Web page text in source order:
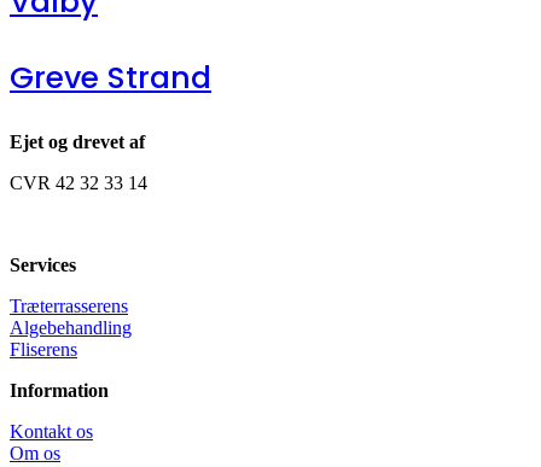
Greve Strand
Ejet og drevet af
CVR 42 32 33 14
Services
Træterrasserens
Algebehandling
Fliserens
Information
Kontakt os
Om os